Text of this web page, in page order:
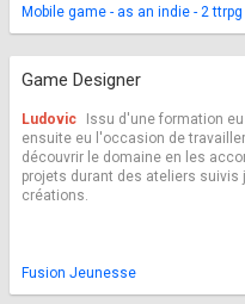
Mobile game - as an indie - 2
Game Designer
Ludovic
Issu d'une formation
ensuite eu l'occasion de
découvrir le domaine en les
projets durant des ateliers
créations.
Fusion Jeunesse